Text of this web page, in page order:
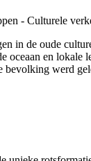
in de oude
oceaan en
werd